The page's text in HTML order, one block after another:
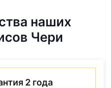
наших
Чери
2 года